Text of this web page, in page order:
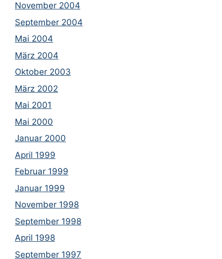
November 2004
September 2004
Mai 2004
März 2004
Oktober 2003
März 2002
Mai 2001
Mai 2000
Januar 2000
April 1999
Februar 1999
Januar 1999
November 1998
September 1998
April 1998
September 1997